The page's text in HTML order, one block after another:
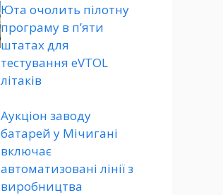
Юта очолить пілотну
програму в п’яти
штатах для
тестування eVTOL
літаків
Аукціон заводу
батарей у Мічигані
включає
автоматизовані лінії з
виробництва